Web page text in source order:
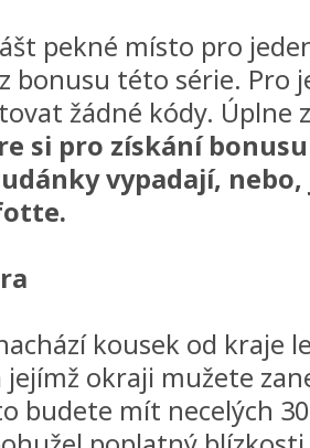
pekné místo pro
bonusu této série. Pro
žádné kódy. Úplne
si pro získání
vypadají, nebo,
kousek od kraje
jejímž okraji mužete
budete mít necelých